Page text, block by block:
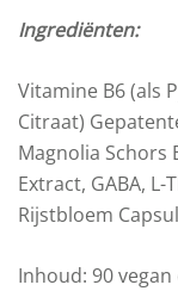
Ingrediënten:
Vitamine B6 (als
Citraat)
Magnolia Schors
Extract, GABA,
Rijstbloem
Inhoud: 90 vegan